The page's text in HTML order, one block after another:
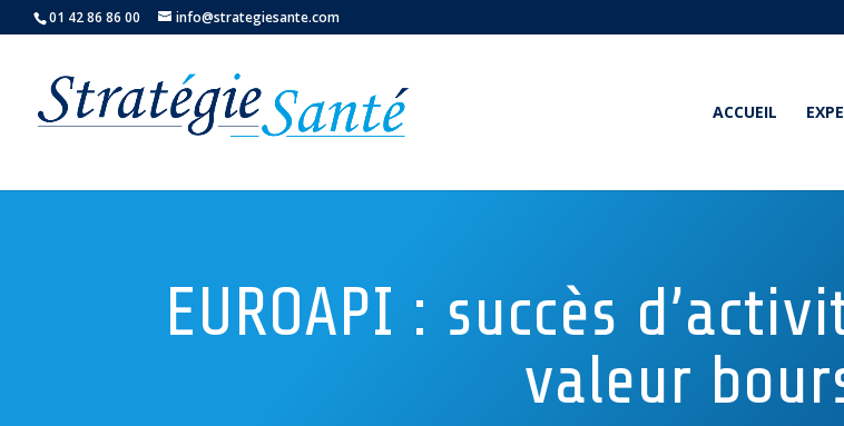
01 42 86 86 00 info@strategiesante.com
ACCUEIL
EUROAPI : succès
valeur